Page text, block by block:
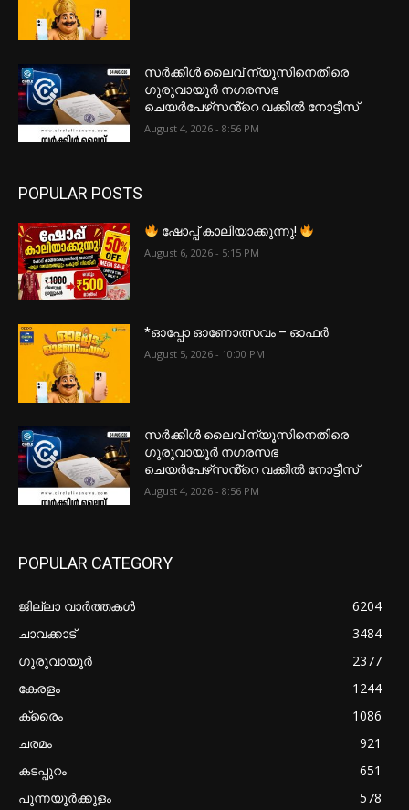
സർക്കിൾ ലൈവ് ന്യൂസിനെതിരെ
ഗുരുവായൂർ നഗരസഭ
ചെയർപേഴ്‌സൻ്റെ വക്കീൽ നോട്ടീസ്
August 4, 2026 - 8:56 PM
POPULAR POSTS
ഷോപ്പ് കാലിയാക്കുന്നു!
August 6, 2026 - 5:15 PM
*ഓപ്പോ ഓണോത്സവം – ഓഫർ
August 5, 2026 - 10:00 PM
സർക്കിൾ ലൈവ് ന്യൂസിനെതിരെ
ഗുരുവായൂർ നഗരസഭ
ചെയർപേഴ്‌സൻ്റെ വക്കീൽ നോട്ടീസ്
August 4, 2026 - 8:56 PM
POPULAR CATEGORY
ജില്ലാ വാർത്തകൾ
6204
ചാവക്കാട്
3484
ഗുരുവായൂർ
2377
കേരളം
1244
ക്രൈം
1086
ചരമം
921
കടപ്പുറം
651
പുന്നയൂർക്കുളം
578